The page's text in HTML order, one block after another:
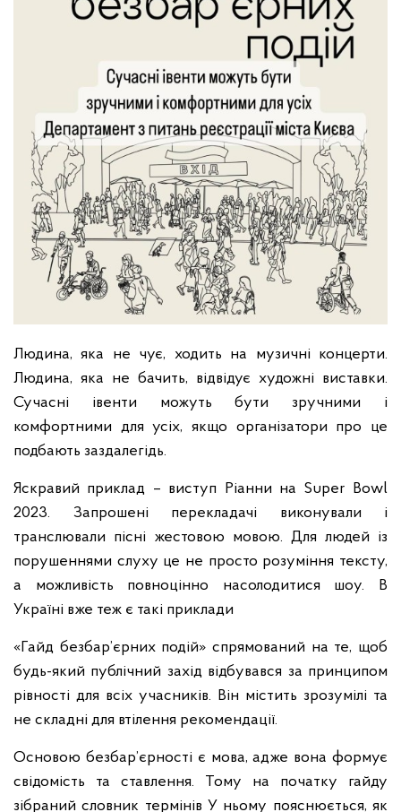
Людина, яка не чує, ходить на музичні концерти.
Людина, яка не бачить, відвідує художні виставки.
Сучасні івенти можуть бути зручними і
комфортними для усіх, якщо організатори про це
подбають заздалегідь.
Яскравий приклад – виступ Ріанни на Super Bowl
2023. Запрошені перекладачі виконували і
транслювали пісні жестовою мовою. Для людей із
порушеннями слуху це не просто розуміння тексту,
а можливість повноцінно насолодитися шоу. В
Україні вже теж є такі приклади
«Гайд безбар’єрних подій» спрямований на те, щоб
будь-який публічний захід відбувався за принципом
рівності для всіх учасників. Він містить зрозумілі та
не складні для втілення рекомендації.
Основою безбар’єрності є мова, адже вона формує
свідомість та ставлення. Тому на початку гайду
зібраний словник термінів У ньому пояснюється, як